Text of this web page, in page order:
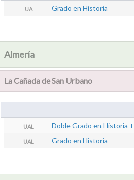
UA Grado en Historia
Almería
La Cañada de San Urbano
UAL Doble Grado en Historia
UAL Grado en Historia